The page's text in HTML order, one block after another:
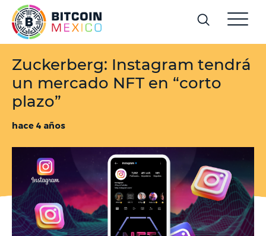
Zuckerberg: Instagram tendrá
un mercado NFT en “corto
plazo”
hace 4 años